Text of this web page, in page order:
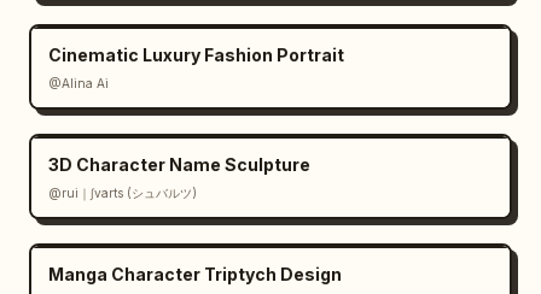
Cinematic Luxury Fashion Portrait
@Alina Ai
3D Character Name Sculpture
@rui｜∫varts (シュバルツ)
Manga Character Triptych Design